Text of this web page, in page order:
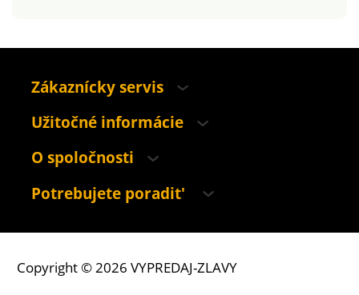
Zákaznícky servis
Užitočné informácie
O spoločnosti
Potrebujete poradit'
Copyright © 2026 VYPREDAJ-ZLAVY